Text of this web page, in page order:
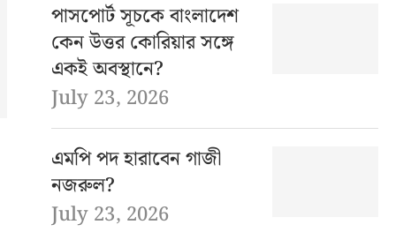
পাসপোর্ট সূচকে বাংলাদেশ
কেন উত্তর কোরিয়ার সঙ্গে
একই অবস্থানে?
July 23, 2026
এমপি পদ হারাবেন গাজী
নজরুল?
July 23, 2026